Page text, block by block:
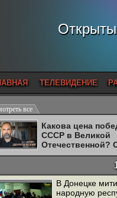
ТЕЛЕВИДЕНИЕ
все
Какова цена
СССР в Великой
Отечественной?
Двуреченский о
В Донецке
народную